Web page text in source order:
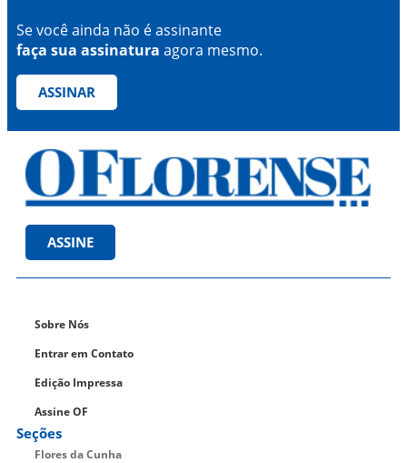
Se você ainda não é assinante
faça sua assinatura agora mesmo.
ASSINAR
ASSINE
Sobre Nós
Entrar em Contato
Edição Impressa
Assine OF
Seções
Flores da Cunha